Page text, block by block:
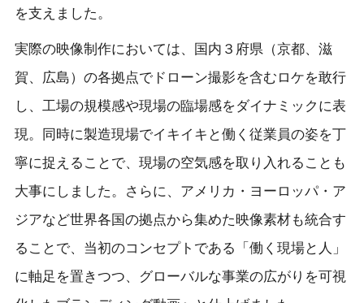
を支えました。
実際の映像制作においては、国内３府県（京都、滋
賀、広島）の各拠点でドローン撮影を含むロケを敢行
し、工場の規模感や現場の臨場感をダイナミックに表
現。同時に製造現場でイキイキと働く従業員の姿を丁
寧に捉えることで、現場の空気感を取り入れることも
大事にしました。さらに、アメリカ・ヨーロッパ・ア
ジアなど世界各国の拠点から集めた映像素材も統合す
ることで、当初のコンセプトである「働く現場と人」
に軸足を置きつつ、グローバルな事業の広がりを可視